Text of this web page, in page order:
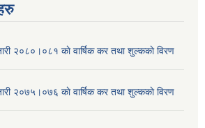
२०८०।०८१ काे वार्षिक कर तथा शुल्ककाे विरण
२०७५।०७६ काे वार्षिक कर तथा शुल्ककाे विरण